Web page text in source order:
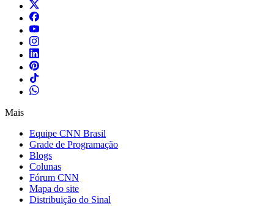
Mais
Equipe CNN Brasil
Grade de Programação
Blogs
Colunas
Fórum CNN
Mapa do site
Distribuição do Sinal